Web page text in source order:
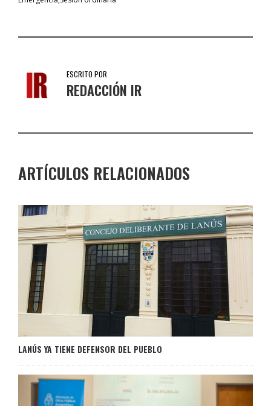
ESCRITO POR
REDACCIÓN IR
ARTÍCULOS RELACIONADOS
LANÚS YA TIENE DEFENSOR DEL PUEBLO